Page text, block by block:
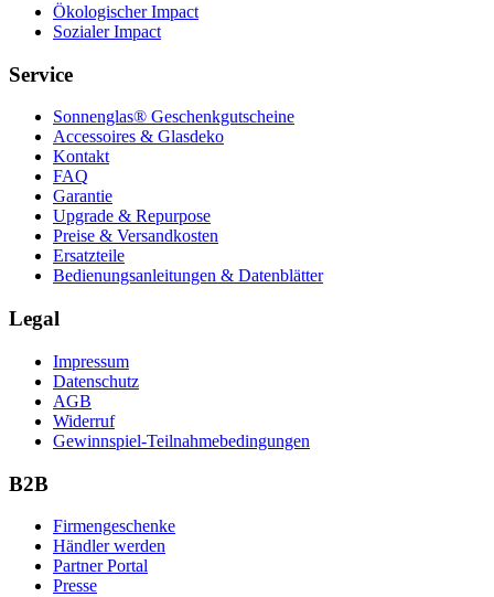
Ökologischer Impact
Sozialer Impact
Service
Sonnenglas® Geschenkgutscheine
Accessoires & Glasdeko
Kontakt
FAQ
Garantie
Upgrade & Repurpose
Preise & Versandkosten
Ersatzteile
Bedienungsanleitungen & Datenblätter
Legal
Impressum
Datenschutz
AGB
Widerruf
Gewinnspiel-Teilnahmebedingungen
B2B
Firmengeschenke
Händler werden
Partner Portal
Presse